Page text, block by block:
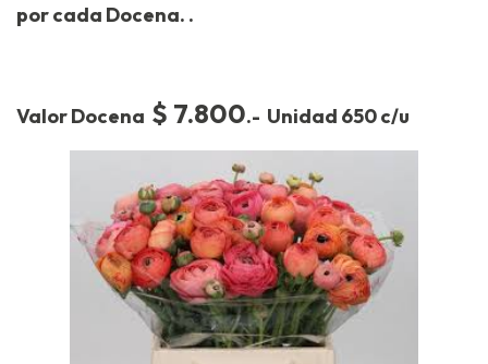
por cada Docena. .
Valor Docena $ 7.800.- Unidad 650 c/u